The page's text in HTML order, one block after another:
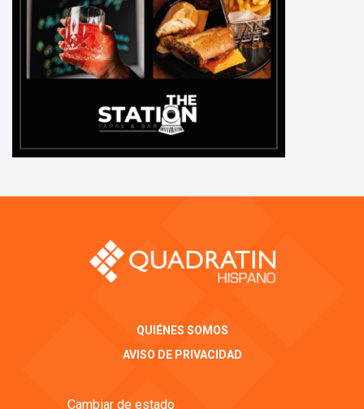
QUIÉNES SOMOS
AVISO DE PRIVACIDAD
Cambiar de estado